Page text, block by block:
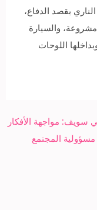
بقصد الدفاع،
والسيارة
اللوحات
سويف: مواجهة الأفكار
المجتمع